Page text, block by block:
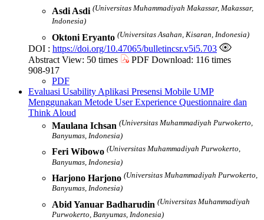
Asdi Asdi (Universitas Muhammadiyah Makassar, Makassar,
Indonesia)
Oktoni Eryanto (Universitas Asahan, Kisaran, Indonesia)
DOI : https://doi.org/10.47065/bulletincsr.v5i5.703
Abstract View: 50 times
PDF Download: 116 times
908-917
PDF
Evaluasi Usability Aplikasi Presensi Mobile UMP
Menggunakan Metode User Experience Questionnaire dan
Think Aloud
Maulana Ichsan (Universitas Muhammadiyah Purwokerto,
Banyumas, Indonesia)
Feri Wibowo (Universitas Muhammadiyah Purwokerto,
Banyumas, Indonesia)
Harjono Harjono (Universitas Muhammadiyah Purwokerto,
Banyumas, Indonesia)
Abid Yanuar Badharudin (Universitas Muhammadiyah
Purwokerto, Banyumas, Indonesia)